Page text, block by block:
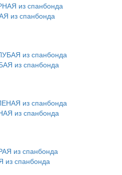
из спанбонда
из спанбонда
из спанбонда
из спанбонда